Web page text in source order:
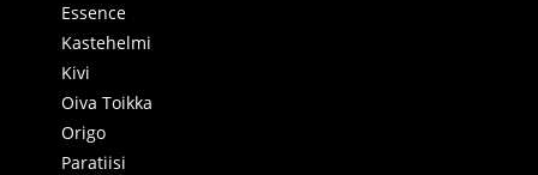
Essence
Kastehelmi
Kivi
Oiva Toikka
Origo
Paratiisi